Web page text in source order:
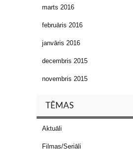
marts 2016
februāris 2016
janvāris 2016
decembris 2015
novembris 2015
TĒMAS
Aktuāli
Filmas/Seriāli